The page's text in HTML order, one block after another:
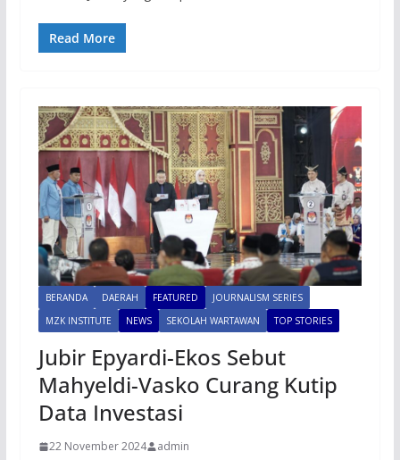
Read More
BERANDA DAERAH FEATURED
JOURNALISM SERIES
MZK INSTITUTE
NEWS SEKOLAH WARTAWAN TOP STORIES
Jubir Epyardi-Ekos Sebut
Mahyeldi-Vasko Curang Kutip
Data Investasi
22 November 2024 admin